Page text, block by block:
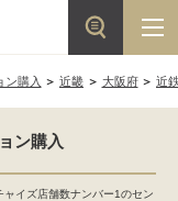
ン購入 近畿 大阪府 近
ン購入
イズ店舗数ナンバー1のセン